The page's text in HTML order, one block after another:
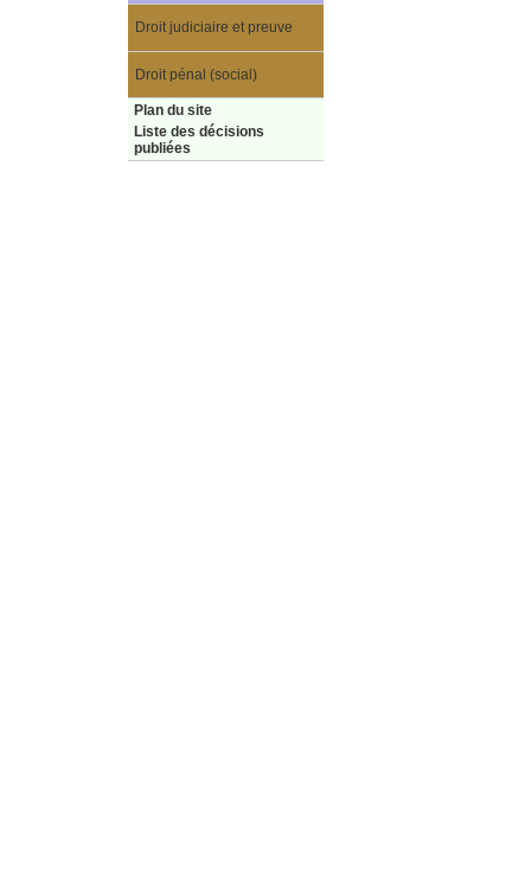
Droit judiciaire et preuve
Droit pénal (social)
Plan du site
Liste des décisions
publiées